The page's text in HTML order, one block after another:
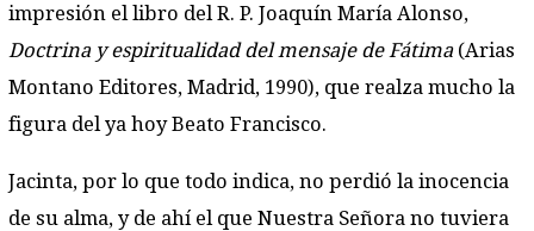
impresión el libro del R. P. Joaquín María Alonso,
Doctrina y espiritualidad del mensaje de Fátima(Arias
Montano Editores, Madrid, 1990), que realza mucho la
figura del ya hoy Beato Francisco.
Jacinta, por lo que todo indica, no perdió la inocencia
de su alma, y de ahí el que Nuestra Señora no tuviera